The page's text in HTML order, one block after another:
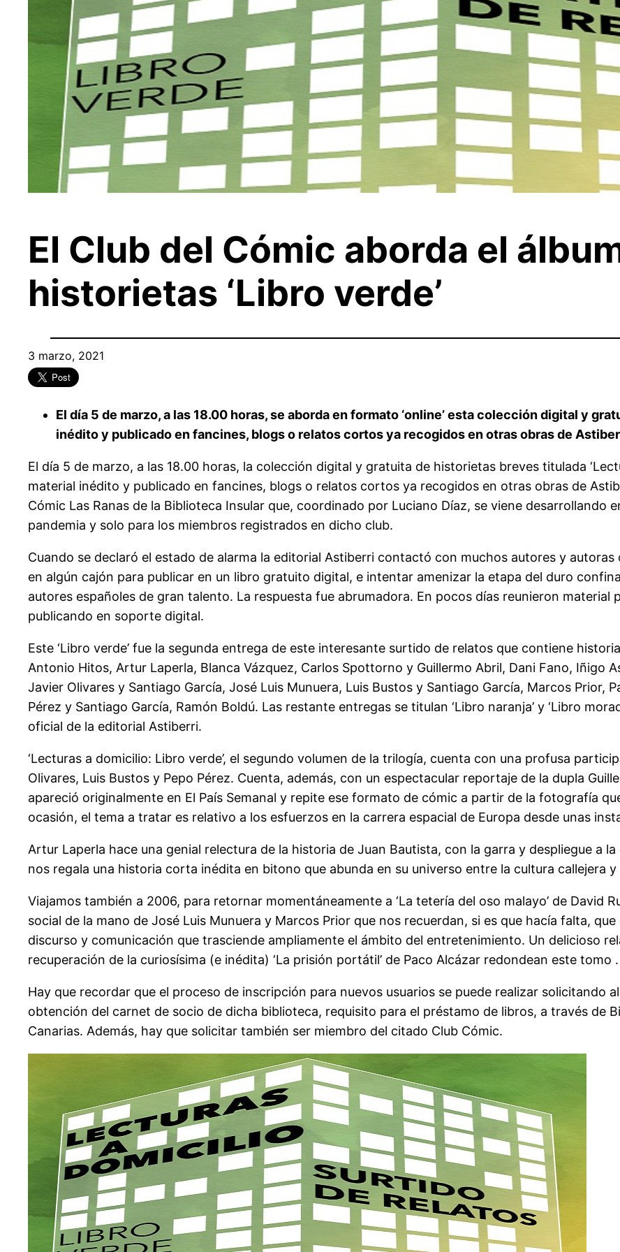
El Club del Cómic aborda el
historietas ‘Libro verde’
3 marzo, 2021
El día 5 de marzo, a las 18.00 horas, se aborda en formato ‘online’ esta colección digital y
inédito y publicado en fancines, blogs o relatos cortos ya recogidos en otras obras de
El día 5 de marzo, a las 18.00 horas, la colección digital y gratuita de historietas breves titulada
material inédito y publicado en fancines, blogs o relatos cortos ya recogidos en otras obras de
Cómic Las Ranas de la Biblioteca Insular que, coordinado por Luciano Díaz, se viene desarrollando
pandemia y solo para los miembros registrados en dicho club.
Cuando se declaró el estado de alarma la editorial Astiberri contactó con muchos autores y
en algún cajón para publicar en un libro gratuito digital, e intentar amenizar la etapa del duro
autores españoles de gran talento. La respuesta fue abrumadora. En pocos días reunieron material
publicando en soporte digital.
Este ‘Libro verde’ fue la segunda entrega de este interesante surtido de relatos que contiene
Antonio Hitos, Artur Laperla, Blanca Vázquez, Carlos Spottorno y Guillermo Abril, Dani Fano, Iñigo
Javier Olivares y Santiago García, José Luis Munuera, Luis Bustos y Santiago García, Marcos Prior,
Pérez y Santiago García, Ramón Boldú. Las restante entregas se titulan ‘Libro naranja’ y ‘Libro
oficial de la editorial Astiberri.
‘Lecturas a domicilio: Libro verde’, el segundo volumen de la trilogía, cuenta con una profusa
Olivares, Luis Bustos y Pepo Pérez. Cuenta, además, con un espectacular reportaje de la dupla
apareció originalmente en El País Semanal y repite ese formato de cómic a partir de la fotografía
ocasión, el tema a tratar es relativo a los esfuerzos en la carrera espacial de Europa desde unas
Artur Laperla hace una genial relectura de la historia de Juan Bautista, con la garra y despliegue a
nos regala una historia corta inédita en bitono que abunda en su universo entre la cultura callejera y
Viajamos también a 2006, para retornar momentáneamente a ‘La tetería del oso malayo’ de David
social de la mano de José Luis Munuera y Marcos Prior que nos recuerdan, si es que hacía falta,
discurso y comunicación que trasciende ampliamente el ámbito del entretenimiento. Un delicioso
recuperación de la curiosísima (e inédita) ‘La prisión portátil’ de Paco Alcázar redondean este tomo .
Hay que recordar que el proceso de inscripción para nuevos usuarios se puede realizar solicitando
obtención del carnet de socio de dicha biblioteca, requisito para el préstamo de libros, a través de
Canarias. Además, hay que solicitar también ser miembro del citado Club Cómic.